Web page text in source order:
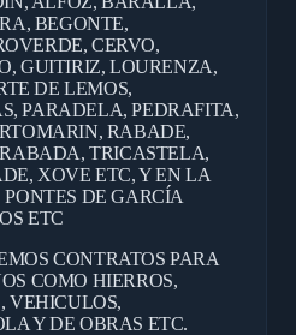
BEGONTE,
CERVO,
GUITIRIZ, LOURENZA,
DE LEMOS,
PARADELA, PEDRAFITA,
RABADE,
TRICASTELA,
XOVE ETC, Y EN LA
DE GARCÍA
ETC
CONTRATOS PARA
COMO HIERROS,
VEHICULOS,
Y DE OBRAS ETC.